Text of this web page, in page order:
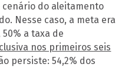
do aleitamento
Nesse caso, a meta era
a taxa de
nos primeiros seis
persiste: 54,2% dos